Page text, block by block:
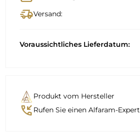
delivery_truck_speedVersand:
Voraussichtliches Lieferdatum:
Produkt vom Hersteller
phone_callback Rufen Sie einen Alfaram-